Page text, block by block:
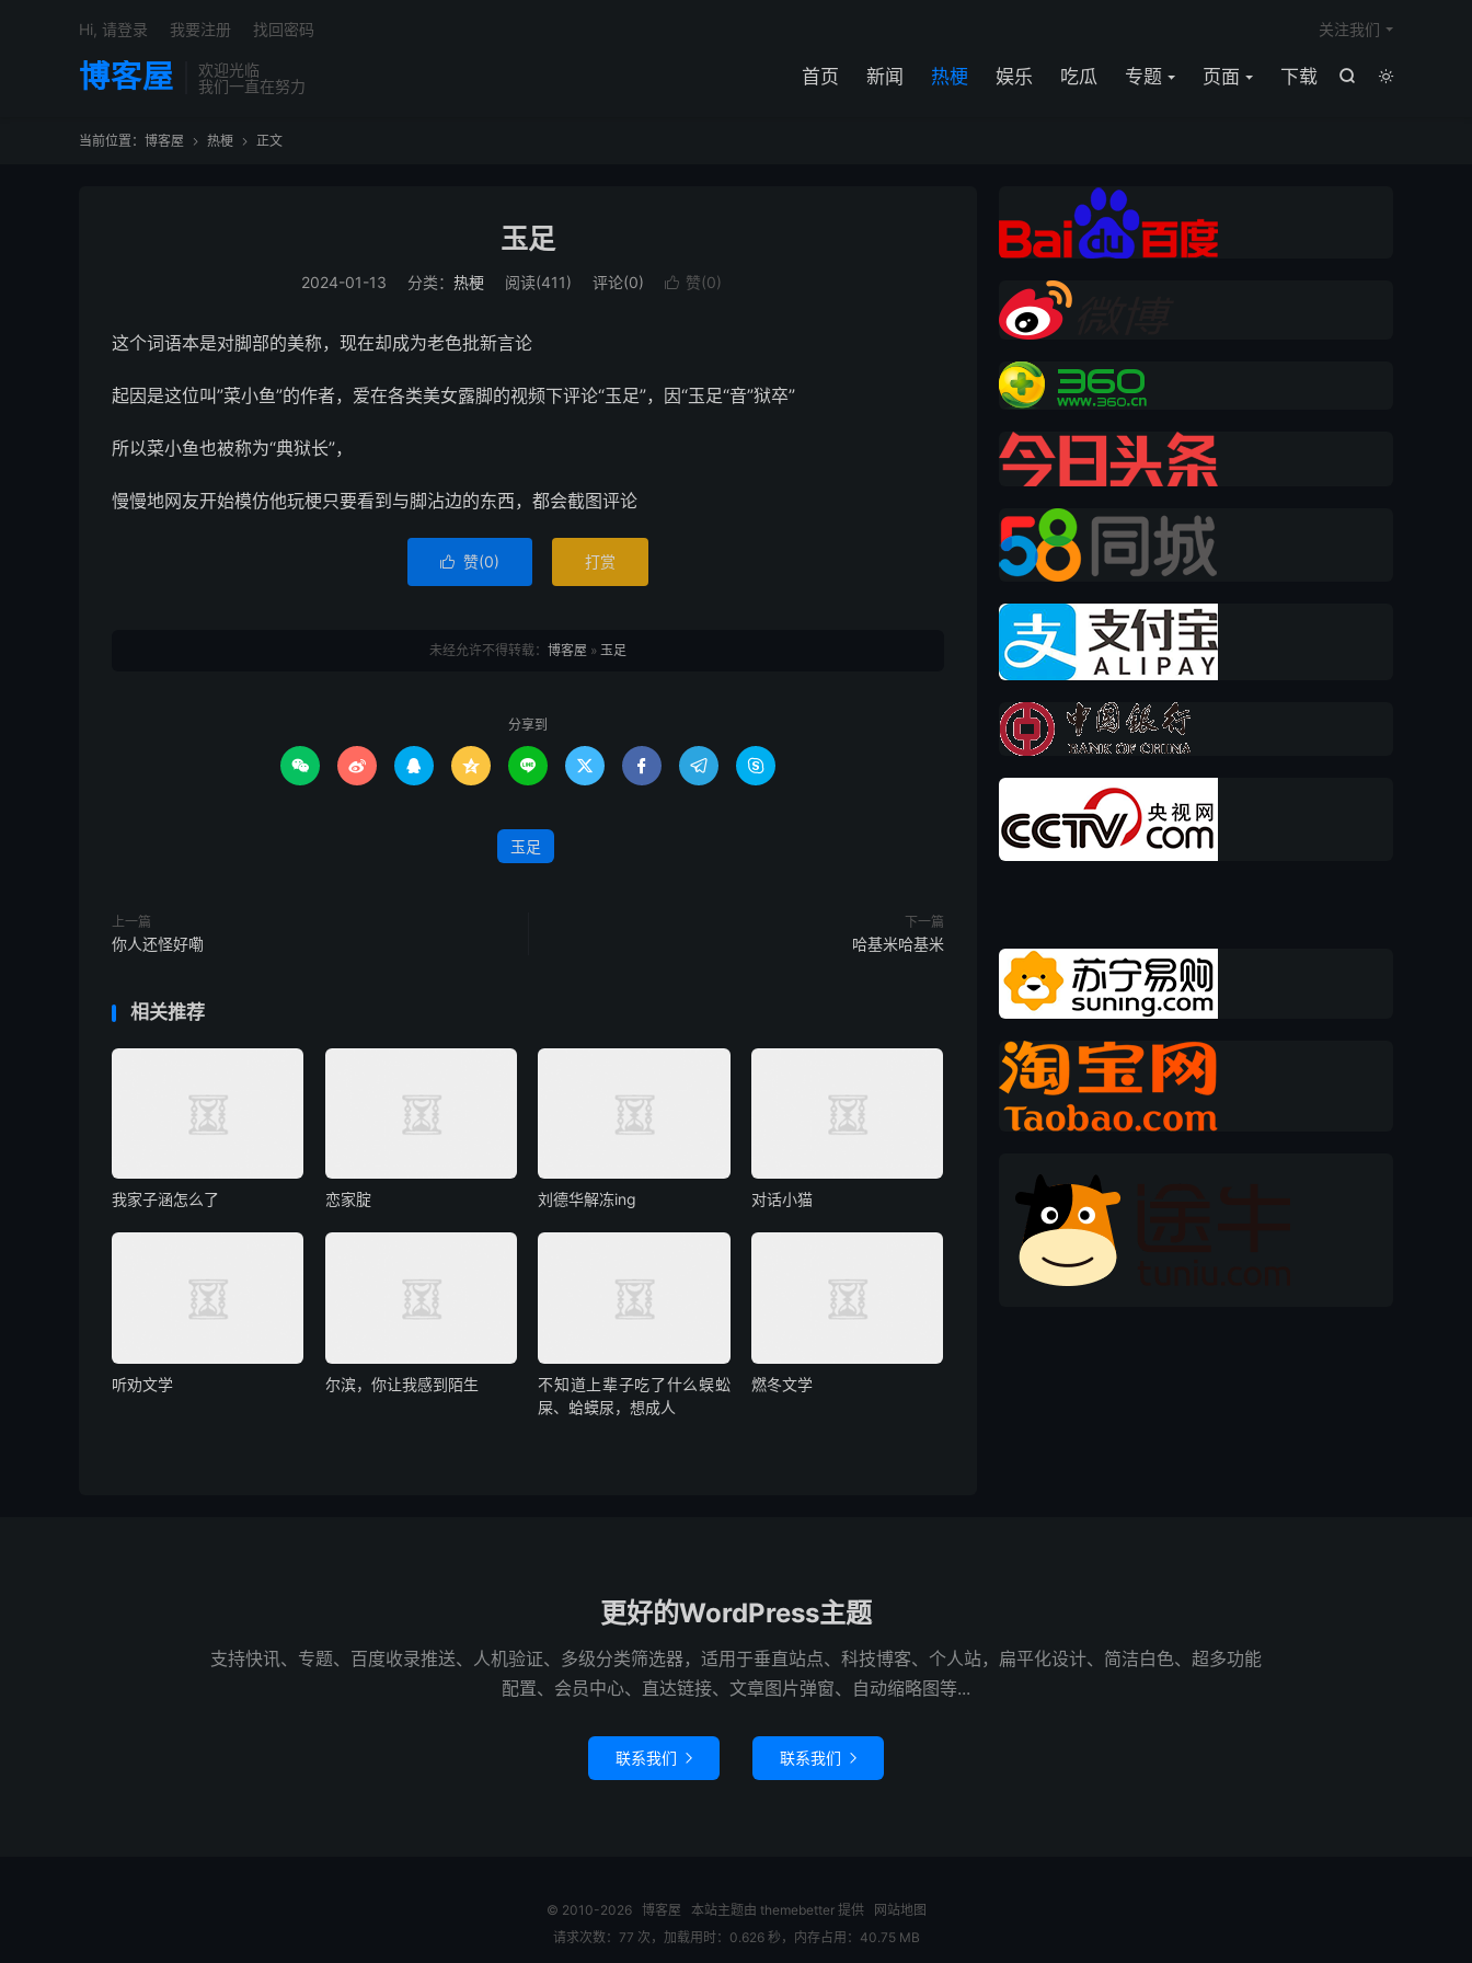
博客屋
欢迎光临
我们一直在努力


首页 新闻 热梗 娱乐 吃瓜 专题 页面 下载
关注我们
Hi, 请登录 我要注册 找回密码
当前位置： 博客屋  热梗  正文
玉足
2024-01-13 分类： 热梗 阅读(411) 评论(0)  赞(0)
这个词语本是对脚部的美称，现在却成为老色批新言论
起因是这位叫”菜小鱼”的作者，爱在各类美女露脚的视频下评论“玉足”，因“玉足“音”狱卒”
所以菜小鱼也被称为“典狱长”，
慢慢地网友开始模仿他玩梗只要看到与脚沾边的东西，都会截图评论
 赞(0) 打赏
未经允许不得转载： 博客屋 » 玉足
分享到
        
玉足
上一篇
你人还怪好嘞
下一篇
哈基米哈基米
相关推荐
我家子涵怎么了 恋家腚 刘德华解冻ing 对话小猫
听劝文学 尔滨，你让我感到陌生
不知道上辈子吃了什么蜈蚣
屎、蛤蟆尿，想成人
燃冬文学
更好的WordPress主题
支持快讯、专题、百度收录推送、人机验证、多级分类筛选器，适用于垂直站点、科技博客、个人站，扁平化设计、简洁白色、超多功能
配置、会员中心、直达链接、文章图片弹窗、自动缩略图等...
联系我们  联系我们 
© 2010-2026 博客屋 本站主题由 themebetter提供
网站地图
请求次数：77 次，加载用时：0.626 秒，内存占用：40.75 MB